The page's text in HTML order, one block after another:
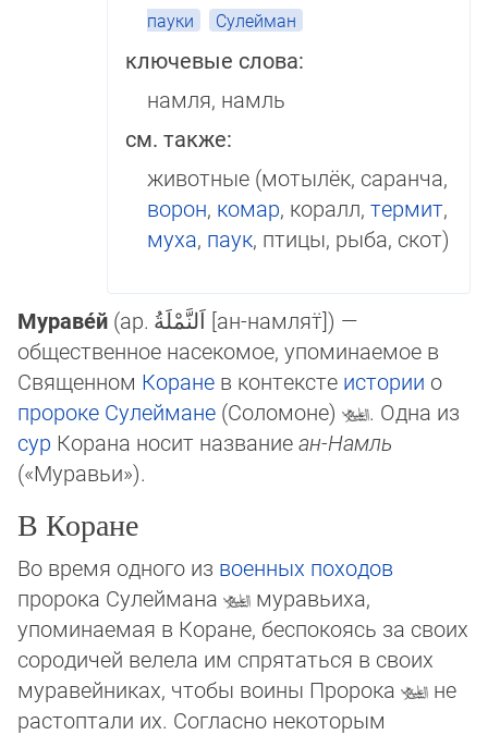
пауки
Сулейман
ключевые слова:
намля, намль
см. также:
животные (мотылёк, саранча,
ворон, комар, коралл, термит,
муха, паук, птицы, рыба, скот)
Мураве́й (ар. اَلنَّمْلَةُ [ан-намлят̈]‎) —
общественное насекомое, упоминаемое в
Священном Коране в контексте истории о
пророке Сулеймане (Соломоне)
. Одна из
сур Корана носит названиеан-Намль
(«Муравьи»).
В Коране
Во время одного из военных походов
пророка Сулеймана
муравьиха,
упоминаемая в Коране, беспокоясь за своих
сородичей велела им спрятаться в своих
муравейниках, чтобы воины Пророка
не
растоптали их. Согласно некоторым